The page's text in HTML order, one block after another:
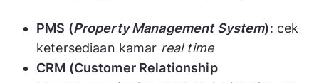
PMS (Property Management System): cek
ketersediaan kamar real time
CRM (Customer Relationship